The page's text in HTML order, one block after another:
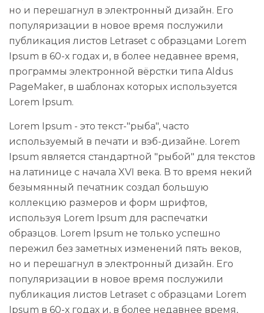
но и перешагнул в электронный дизайн. Его
популяризации в новое время послужили
публикация листов Letraset с образцами Lorem
Ipsum в 60-х годах и, в более недавнее время,
программы электронной вёрстки типа Aldus
PageMaker, в шаблонах которых используется
Lorem Ipsum.
Lorem Ipsum - это текст-"рыба", часто
используемый в печати и вэб-дизайне. Lorem
Ipsum является стандартной "рыбой" для текстов
на латинице с начала XVI века. В то время некий
безымянный печатник создал большую
коллекцию размеров и форм шрифтов,
используя Lorem Ipsum для распечатки
образцов. Lorem Ipsum не только успешно
пережил без заметных изменений пять веков,
но и перешагнул в электронный дизайн. Его
популяризации в новое время послужили
публикация листов Letraset с образцами Lorem
Ipsum в 60-х годах и, в более недавнее время,